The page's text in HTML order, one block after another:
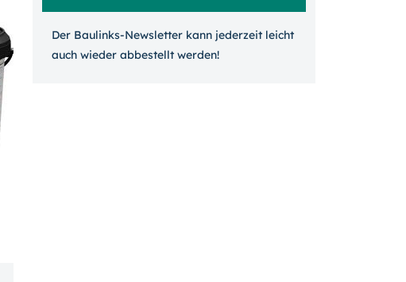
Der Baulinks-Newsletter kann jeder­zeit leicht
auch wieder ab­bestellt werden!